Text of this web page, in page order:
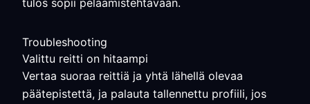
tulos sopii pelaamistehtävään.
Troubleshooting
Valittu reitti on hitaampi
Vertaa suoraa reittiä ja yhtä lähellä olevaa
päätepistettä, ja palauta tallennettu profiili, jos